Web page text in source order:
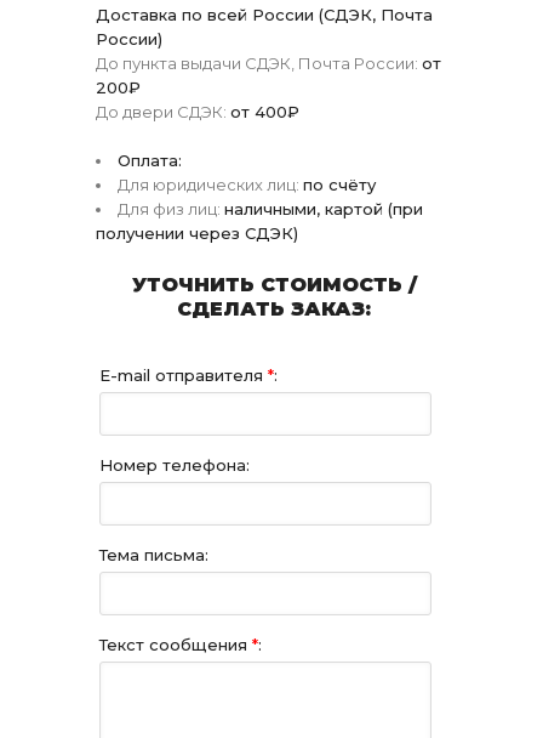
Доставка по всей России (СДЭК, Почта
России)
До пункта выдачи СДЭК, Почта России: от
200₽
До двери СДЭК: от 400₽
Оплата:
Для юридических лиц: по счёту
Для физ лиц: наличными, картой (при
получении через СДЭК)
УТОЧНИТЬ СТОИМОСТЬ /
СДЕЛАТЬ ЗАКАЗ:
E-mail отправителя *:
Номер телефона:
Тема письма:
Текст сообщения *: